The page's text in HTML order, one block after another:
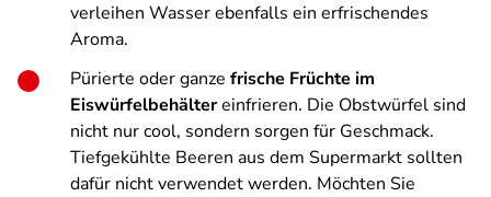
verleihen Wasser ebenfalls ein erfrischendes
Aroma.
Pürierte oder ganze frische Früchte im
Eiswürfelbehältereinfrieren. Die Obstwürfel sind
nicht nur cool, sondern sorgen für Geschmack.
Tiefgekühlte Beeren aus dem Supermarkt sollten
dafür nicht verwendet werden. Möchten Sie